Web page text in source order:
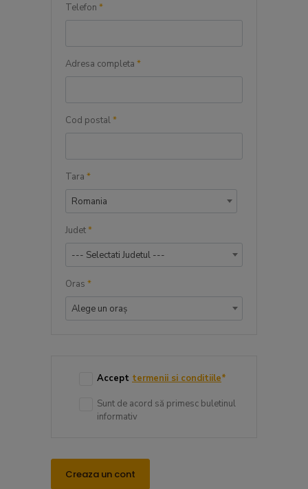
Telefon *
Adresa completa *
Cod postal*
Tara *
Romania
Judet*
--- Selectati Judetul ---
Oras *
Alege un oraș
Accept termenii si conditiile*
Sunt de acord să primesc buletinul
informativ
Creaza un cont